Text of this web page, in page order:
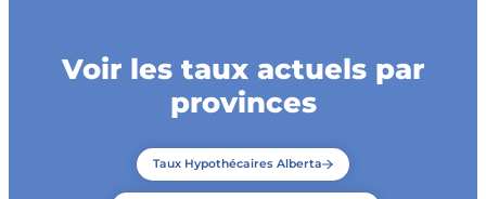
Voir les taux actuels par
provinces
Taux Hypothécaires Alberta